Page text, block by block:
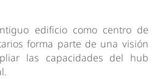
edificio como centro de
forma parte de una visión
las capacidades del hub